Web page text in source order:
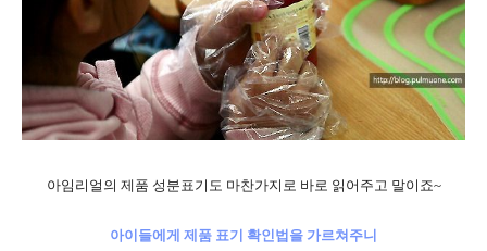
아임리얼의 제품 성분표기도 마찬가지로 바로 읽어주고 말이죠~
아이들에게 제품 표기 확인법을 가르쳐주니